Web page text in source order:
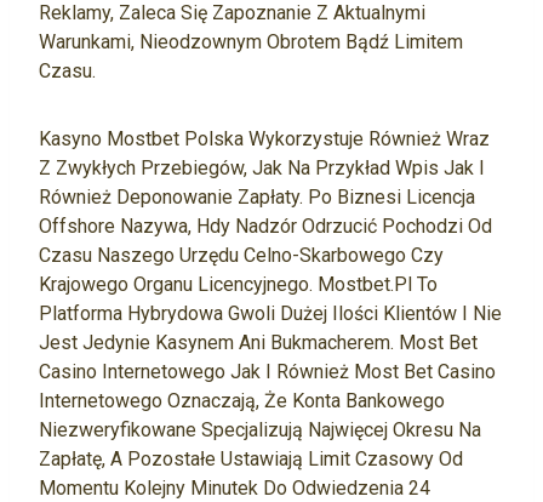
Reklamy, Zaleca Się Zapoznanie Z Aktualnymi
Warunkami, Nieodzownym Obrotem Bądź Limitem
Czasu.
Kasyno Mostbet Polska Wykorzystuje Również Wraz
Z Zwykłych Przebiegów, Jak Na Przykład Wpis Jak I
Również Deponowanie Zapłaty. Po Biznesi Licencja
Offshore Nazywa, Hdy Nadzór Odrzucić Pochodzi Od
Czasu Naszego Urzędu Celno-Skarbowego Czy
Krajowego Organu Licencyjnego. Mostbet.pl To
Platforma Hybrydowa Gwoli Dużej Ilości Klientów I Nie
Jest Jedynie Kasynem Ani Bukmacherem. Most Bet
Casino Internetowego Jak I Również Most Bet Casino
Internetowego Oznaczają, Że Konta Bankowego
Niezweryfikowane Specjalizują Najwięcej Okresu Na
Zapłatę, A Pozostałe Ustawiają Limit Czasowy Od
Momentu Kolejny Minutek Do Odwiedzenia 24